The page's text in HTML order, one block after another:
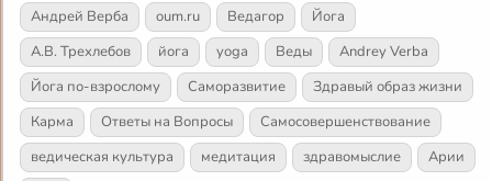
Андрей Верба oum.ru Ведагор
Йога
А.В. Трехлебов
йога yoga Веды
Andrey Verba
Йога по-взрослому
Саморазвитие
Здравый образ жизни
Карма
Ответы на Вопросы
Самосовершенствование
ведическая культура
медитация здравомыслие
Арии